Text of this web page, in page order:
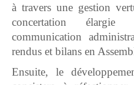
à travers une gestion
concertation
communication
rendus et bilans en
Ensuite, le